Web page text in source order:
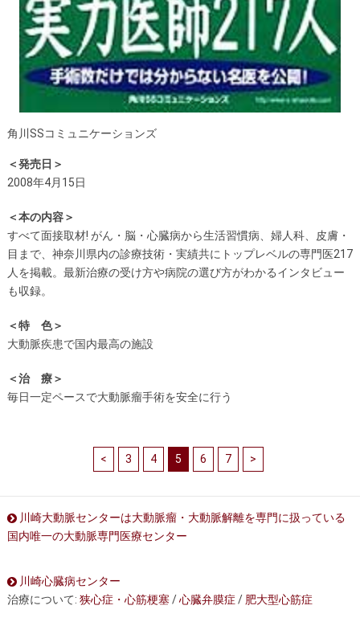
角川SSコミュニケーションズ
＜発売日＞
2008年4月15日
＜本の内容＞
すべて面接取材! がん・脳・心臓病から生活習慣病、婦人科、皮膚・
目まで、神奈川県内の診療技術・実績共にトップレベルの専門医217
人を掲載。最新治療の受け方や病院の選び方がわかるインタビュー
も収録。
＜特 色＞
大動脈疾患で国内最高の施設
＜治 療＞
毎日一定ペースで大動脈瘤手術を安全に行う
< 3 4 5 6 7 >
川崎大動脈センターは大動脈瘤・大動脈解離を専門に扱っている
国内唯一の大動脈専門医療センター
川崎心臓病センター
治療について: 狭心症・心筋梗塞/心臓弁膜症 / 肥大型心筋症